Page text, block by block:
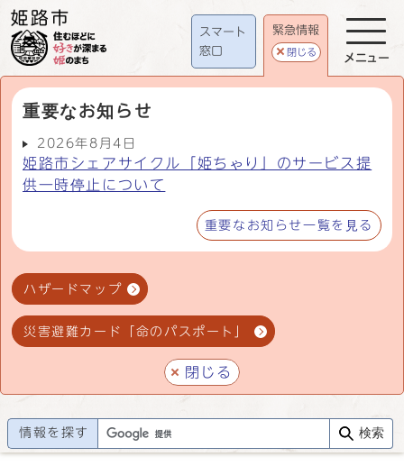
スマート
窓口
緊急情報
閉じる
重要なお知らせ
2026年8月4日
姫路市シェアサイクル「姫ちゃり」のサービス提
供一時停止について
重要なお知らせ一覧を見る
ハザードマップ
災害避難カード「命のパスポート」
閉じる
メニュー
情報を探す 検索